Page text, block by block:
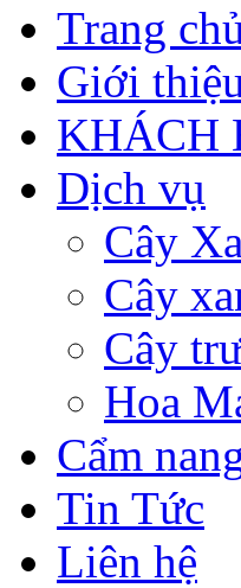
Trang
Giới
KHÁCH
Dịch vụ
Cây
Cây
Cây
Hoa
Cẩm
Tin Tức
Liên hệ